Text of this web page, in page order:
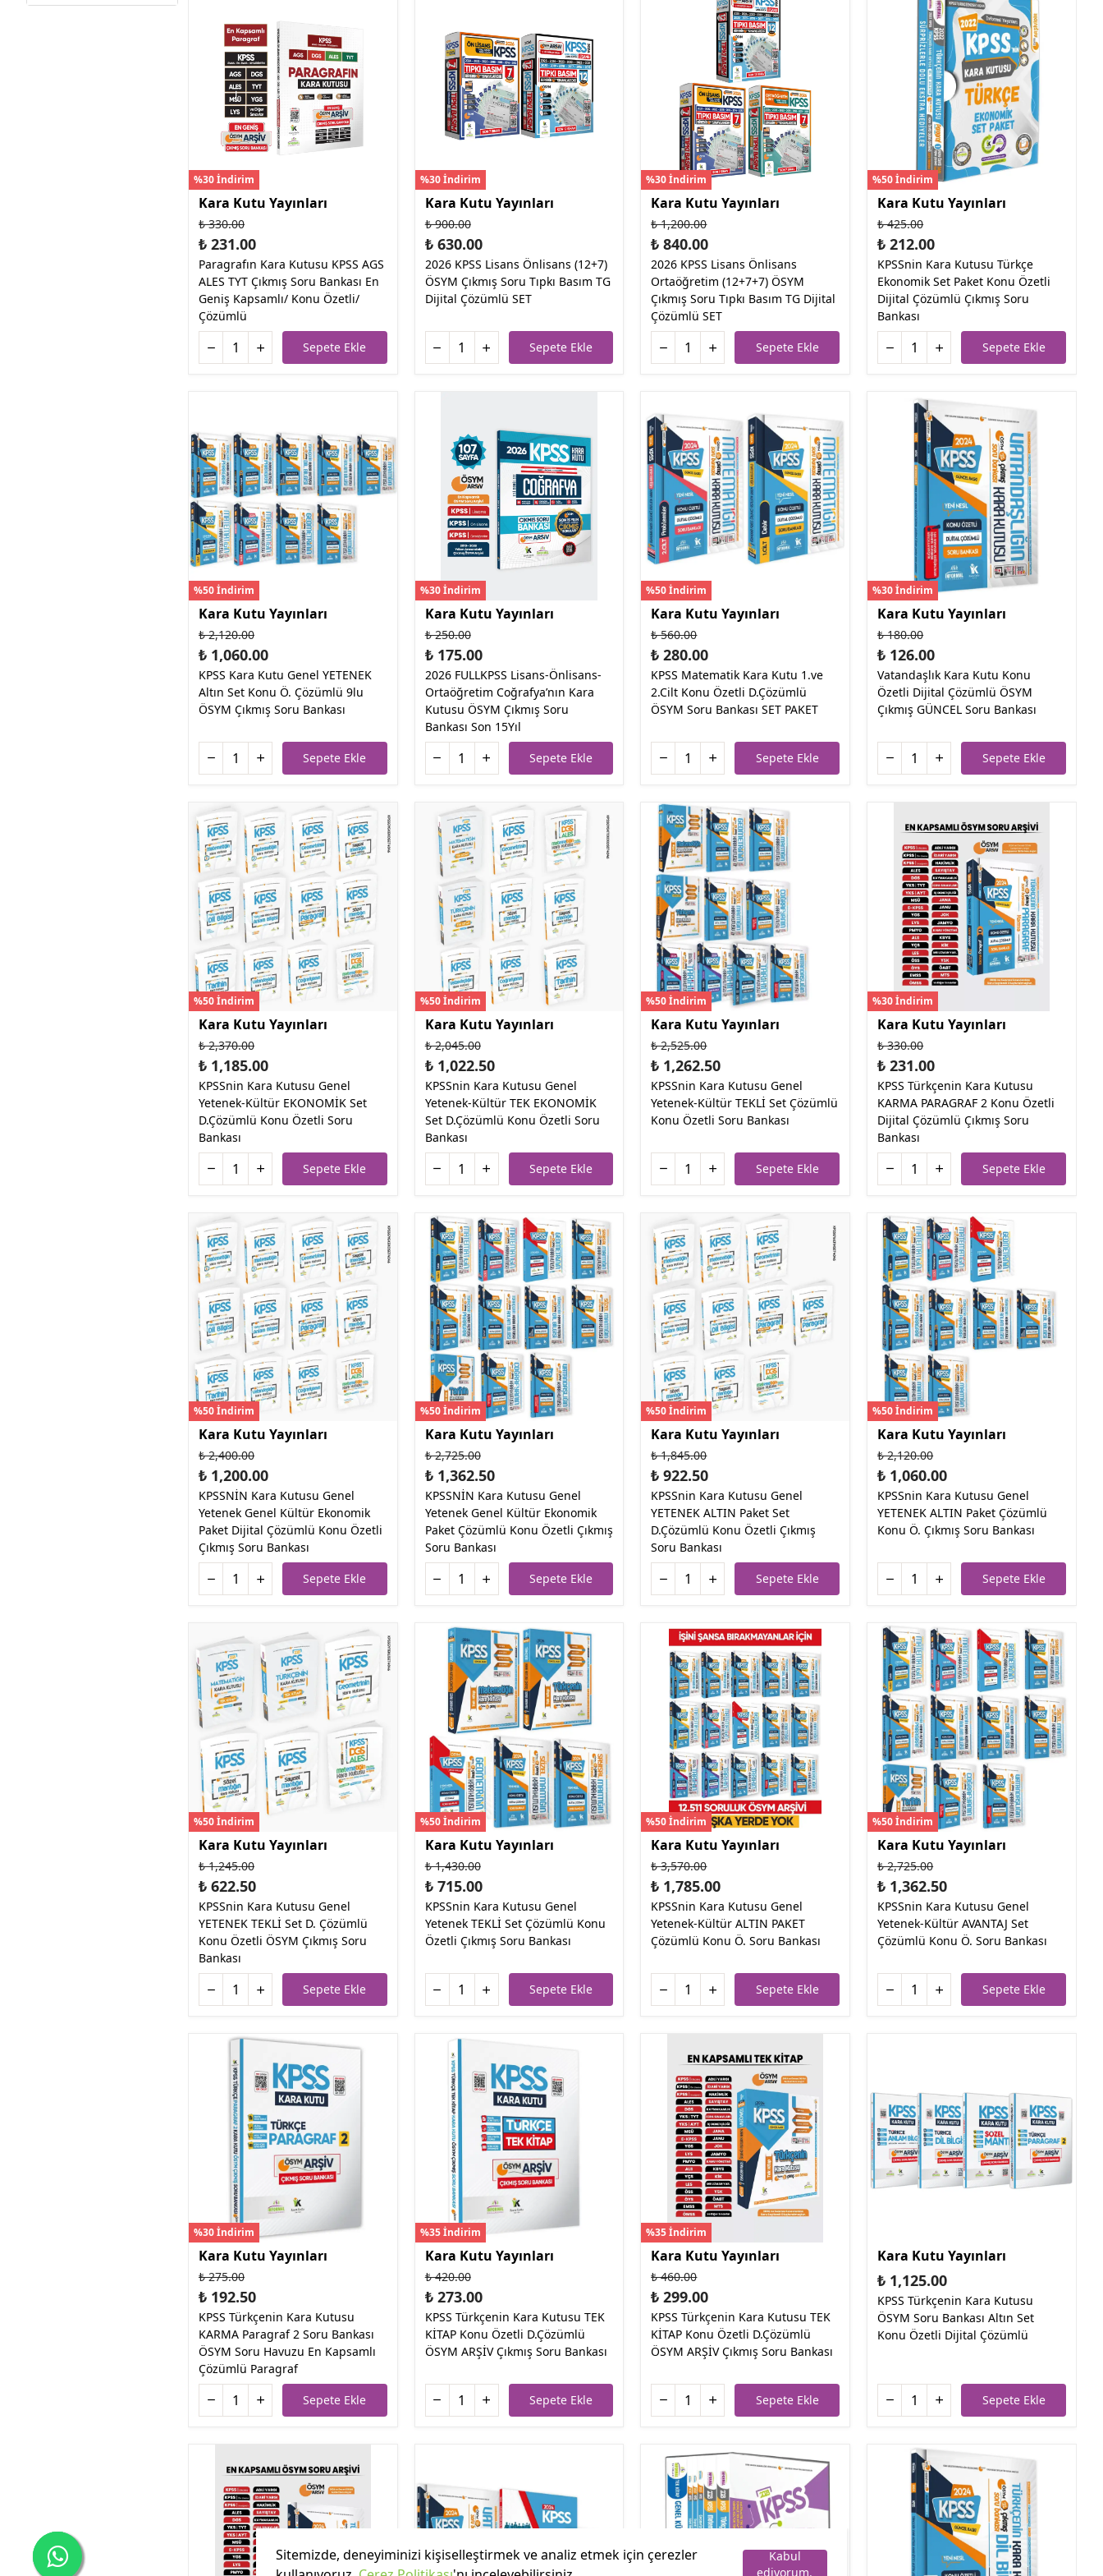
Sitemizde, deneyiminizi kişiselleştirmek ve analiz etmek için çerezler
Kabul
ediyorum.
%30 İndirim
Kara Kutu Yayınları
₺ 330.00
₺ 231.00
Paragrafın Kara Kutusu KPSS AGS
ALES TYT Çıkmış Soru Bankası En
Geniş Kapsamlı/ Konu Özetli/
Çözümlü
Sepete Ekle
%30 İndirim
Kara Kutu Yayınları
₺ 900.00
₺ 630.00
2026 KPSS Lisans Önlisans (12+7)
ÖSYM Çıkmış Soru Tıpkı Basım TG
Dijital Çözümlü SET
Sepete Ekle
%30 İndirim
Kara Kutu Yayınları
₺ 1,200.00
₺ 840.00
2026 KPSS Lisans Önlisans
Ortaöğretim (12+7+7) ÖSYM
Çıkmış Soru Tıpkı Basım TG Dijital
Çözümlü SET
Sepete Ekle
%50 İndirim
Kara Kutu Yayınları
₺ 425.00
₺ 212.00
KPSSnin Kara Kutusu Türkçe
Ekonomik Set Paket Konu Özetli
Dijital Çözümlü Çıkmış Soru
Bankası
Sepete Ekle
%50 İndirim
Kara Kutu Yayınları
₺ 2,120.00
₺ 1,060.00
KPSS Kara Kutu Genel YETENEK
Altın Set Konu Ö. Çözümlü 9lu
ÖSYM Çıkmış Soru Bankası
Sepete Ekle
%30 İndirim
Kara Kutu Yayınları
₺ 250.00
₺ 175.00
2026 FULLKPSS Lisans-Önlisans-
Ortaöğretim Coğrafya’nın Kara
Kutusu ÖSYM Çıkmış Soru
Bankası Son 15Yıl
Sepete Ekle
%50 İndirim
Kara Kutu Yayınları
₺ 560.00
₺ 280.00
KPSS Matematik Kara Kutu 1.ve
2.Cilt Konu Özetli D.Çözümlü
ÖSYM Soru Bankası SET PAKET
Sepete Ekle
%30 İndirim
Kara Kutu Yayınları
₺ 180.00
₺ 126.00
Vatandaşlık Kara Kutu Konu
Özetli Dijital Çözümlü ÖSYM
Çıkmış GÜNCEL Soru Bankası
Sepete Ekle
%50 İndirim
Kara Kutu Yayınları
₺ 2,370.00
₺ 1,185.00
KPSSnin Kara Kutusu Genel
Yetenek-Kültür EKONOMİK Set
D.Çözümlü Konu Özetli Soru
Bankası
Sepete Ekle
%50 İndirim
Kara Kutu Yayınları
₺ 2,045.00
₺ 1,022.50
KPSSnin Kara Kutusu Genel
Yetenek-Kültür TEK EKONOMİK
Set D.Çözümlü Konu Özetli Soru
Bankası
Sepete Ekle
%50 İndirim
Kara Kutu Yayınları
₺ 2,525.00
₺ 1,262.50
KPSSnin Kara Kutusu Genel
Yetenek-Kültür TEKLİ Set Çözümlü
Konu Özetli Soru Bankası
Sepete Ekle
%30 İndirim
Kara Kutu Yayınları
₺ 330.00
₺ 231.00
KPSS Türkçenin Kara Kutusu
KARMA PARAGRAF 2 Konu Özetli
Dijital Çözümlü Çıkmış Soru
Bankası
Sepete Ekle
%50 İndirim
Kara Kutu Yayınları
₺ 2,400.00
₺ 1,200.00
KPSSNİN Kara Kutusu Genel
Yetenek Genel Kültür Ekonomik
Paket Dijital Çözümlü Konu Özetli
Çıkmış Soru Bankası
Sepete Ekle
%50 İndirim
Kara Kutu Yayınları
₺ 2,725.00
₺ 1,362.50
KPSSNİN Kara Kutusu Genel
Yetenek Genel Kültür Ekonomik
Paket Çözümlü Konu Özetli Çıkmış
Soru Bankası
Sepete Ekle
%50 İndirim
Kara Kutu Yayınları
₺ 1,845.00
₺ 922.50
KPSSnin Kara Kutusu Genel
YETENEK ALTIN Paket Set
D.Çözümlü Konu Özetli Çıkmış
Soru Bankası
Sepete Ekle
%50 İndirim
Kara Kutu Yayınları
₺ 2,120.00
₺ 1,060.00
KPSSnin Kara Kutusu Genel
YETENEK ALTIN Paket Çözümlü
Konu Ö. Çıkmış Soru Bankası
Sepete Ekle
%50 İndirim
Kara Kutu Yayınları
₺ 1,245.00
₺ 622.50
KPSSnin Kara Kutusu Genel
YETENEK TEKLİ Set D. Çözümlü
Konu Özetli ÖSYM Çıkmış Soru
Bankası
Sepete Ekle
%50 İndirim
Kara Kutu Yayınları
₺ 1,430.00
₺ 715.00
KPSSnin Kara Kutusu Genel
Yetenek TEKLİ Set Çözümlü Konu
Özetli Çıkmış Soru Bankası
Sepete Ekle
%50 İndirim
Kara Kutu Yayınları
₺ 3,570.00
₺ 1,785.00
KPSSnin Kara Kutusu Genel
Yetenek-Kültür ALTIN PAKET
Çözümlü Konu Ö. Soru Bankası
Sepete Ekle
%50 İndirim
Kara Kutu Yayınları
₺ 2,725.00
₺ 1,362.50
KPSSnin Kara Kutusu Genel
Yetenek-Kültür AVANTAJ Set
Çözümlü Konu Ö. Soru Bankası
Sepete Ekle
%30 İndirim
Kara Kutu Yayınları
₺ 275.00
₺ 192.50
KPSS Türkçenin Kara Kutusu
KARMA Paragraf 2 Soru Bankası
ÖSYM Soru Havuzu En Kapsamlı
Çözümlü Paragraf
Sepete Ekle
%35 İndirim
Kara Kutu Yayınları
₺ 420.00
₺ 273.00
KPSS Türkçenin Kara Kutusu TEK
KİTAP Konu Özetli D.Çözümlü
ÖSYM ARŞİV Çıkmış Soru Bankası
Sepete Ekle
%35 İndirim
Kara Kutu Yayınları
₺ 460.00
₺ 299.00
KPSS Türkçenin Kara Kutusu TEK
KİTAP Konu Özetli D.Çözümlü
ÖSYM ARŞİV Çıkmış Soru Bankası
Sepete Ekle
Kara Kutu Yayınları
₺ 1,125.00
KPSS Türkçenin Kara Kutusu
ÖSYM Soru Bankası Altın Set
Konu Özetli Dijital Çözümlü
Sepete Ekle